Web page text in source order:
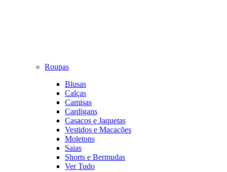
Roupas
Blusas
Calças
Camisas
Cardigans
Casacos e Jaquetas
Vestidos e Macacões
Moletons
Saias
Shorts e Bermudas
Ver Tudo